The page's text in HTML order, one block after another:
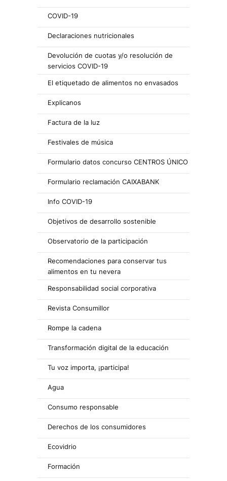
COVID-19
Declaraciones nutricionales
Devolución de cuotas y/o resolución de
servicios COVID-19
El etiquetado de alimentos no envasados
Explicanos
Factura de la luz
Festivales de música
Formulario datos concurso CENTROS ÚNICO
Formulario reclamación CAIXABANK
Info COVID-19
Objetivos de desarrollo sostenible
Observatorio de la participación
Recomendaciones para conservar tus
alimentos en tu nevera
Responsabilidad social corporativa
Revista Consumillor
Rompe la cadena
Transformación digital de la educación
Tu voz importa, ¡participa!
Agua
Consumo responsable
Derechos de los consumidores
Ecovidrio
Formación